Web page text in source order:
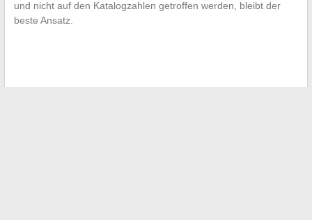
und nicht auf den Katalogzahlen getroffen werden, bleibt der
beste Ansatz.